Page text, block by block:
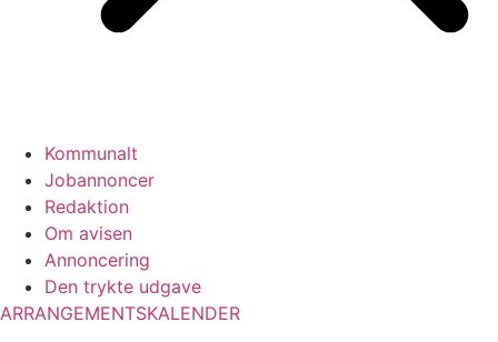
Kommunalt
Jobannoncer
Redaktion
Om avisen
Annoncering
Den trykte udgave
ARRANGEMENTSKALENDER